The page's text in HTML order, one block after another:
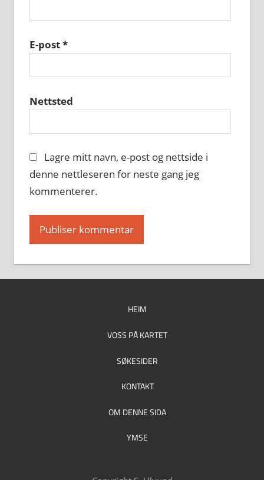
E-post*
Nettsted
Lagre mitt navn, e-post og nettside i
denne nettleseren for neste gang jeg
kommenterer.
HEIM
VOSS PÅ KARTET
SØKESIDER
KONTAKT
OM DENNE SIDA
YMSE